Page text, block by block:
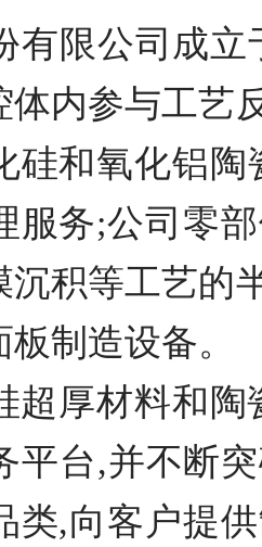
公司成立
体内参与工艺
硅和氧化铝
服务;公司零
积等工艺的
板制造设备
超厚材料和
平台,并不断
类,向客户提